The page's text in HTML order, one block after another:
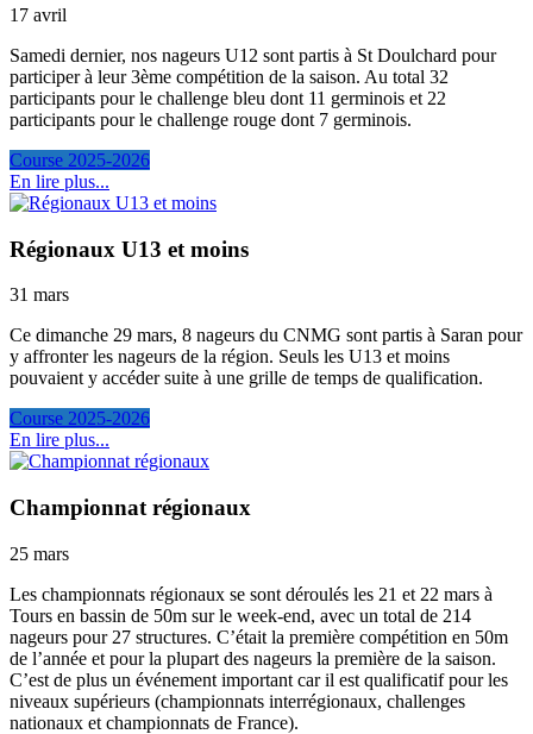
17 avril
Samedi dernier, nos nageurs U12 sont partis à St Doulchard pour
participer à leur 3ème compétition de la saison. Au total 32
participants pour le challenge bleu dont 11 germinois et 22
participants pour le challenge rouge dont 7 germinois.
Course 2025-2026
En lire plus...
Régionaux U13 et moins
31 mars
Ce dimanche 29 mars, 8 nageurs du CNMG sont partis à Saran pour
y affronter les nageurs de la région. Seuls les U13 et moins
pouvaient y accéder suite à une grille de temps de qualification.
Course 2025-2026
En lire plus...
Championnat régionaux
25 mars
Les championnats régionaux se sont déroulés les 21 et 22 mars à
Tours en bassin de 50m sur le week-end, avec un total de 214
nageurs pour 27 structures. C’était la première compétition en 50m
de l’année et pour la plupart des nageurs la première de la saison.
C’est de plus un événement important car il est qualificatif pour les
niveaux supérieurs (championnats interrégionaux, challenges
nationaux et championnats de France).